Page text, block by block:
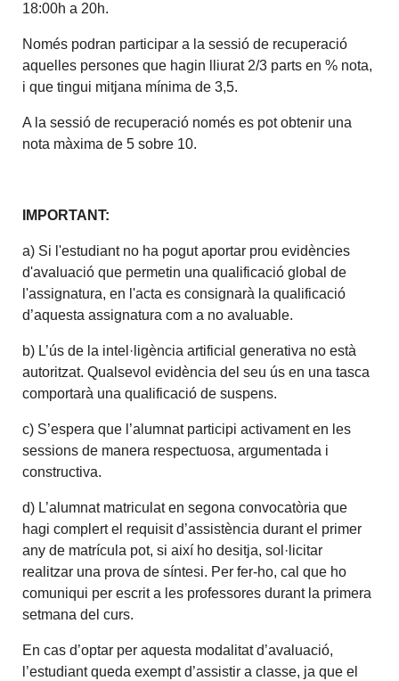
18:00h a 20h.
Només podran participar a la sessió de recuperació
aquelles persones que hagin lliurat 2/3 parts en % nota,
i que tingui mitjana mínima de 3,5.
A la sessió de recuperació només es pot obtenir una
nota màxima de 5 sobre 10.
IMPORTANT:
a) Si l'estudiant no ha pogut aportar prou evidències
d'avaluació que permetin una qualificació global de
l'assignatura, en l'acta es consignarà la qualificació
d’aquesta assignatura com a no avaluable.
b) L’ús de la intel·ligència artificial generativa no està
autoritzat. Qualsevol evidència del seu ús en una tasca
comportarà una qualificació de suspens.
c) S’espera que l’alumnat participi activament en les
sessions de manera respectuosa, argumentada i
constructiva.
d) L’alumnat matriculat en segona convocatòria que
hagi complert el requisit d’assistència durant el primer
any de matrícula pot, si així ho desitja, sol·licitar
realitzar una prova de síntesi. Per fer-ho, cal que ho
comuniqui per escrit a les professores durant la primera
setmana del curs.
En cas d’optar per aquesta modalitat d’avaluació,
l’estudiant queda exempt d’assistir a classe, ja que el